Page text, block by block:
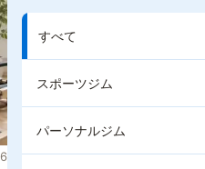
すべて
スポーツジム
パーソナルジム